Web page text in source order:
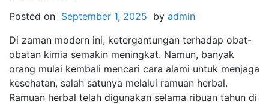
Posted on September 1, 2025 by admin
Di zaman modern ini, ketergantungan terhadap obat-
obatan kimia semakin meningkat. Namun, banyak
orang mulai kembali mencari cara alami untuk menjaga
kesehatan, salah satunya melalui ramuan herbal.
Ramuan herbal telah digunakan selama ribuan tahun di